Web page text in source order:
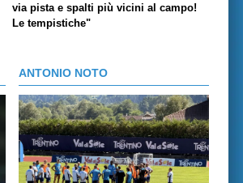
via pista e spalti più vicini al campo!
Le tempistiche"
ANTONIO NOTO